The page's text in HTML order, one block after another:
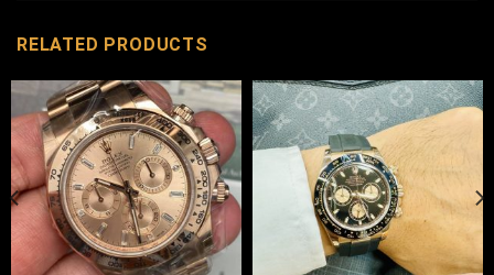
RELATED PRODUCTS